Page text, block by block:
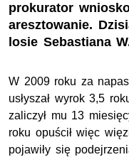
prokurator
aresztowanie.
losie Sebastiana
W 2009 roku za
usłyszał wyrok 3,5
zaliczył mu 13
roku opuścił więc
pojawiły się